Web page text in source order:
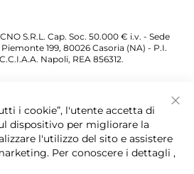
S.R.L. Cap. Soc. 50.000 € i.v. - Sede
199, 80026 Casoria (NA) - P.I.
C.C.I.A.A. Napoli, REA 856312.
i cookie”, l'utente accetta di
dispositivo per migliorare la
l'utilizzo del sito e assistere
Per conoscere i dettagli ,